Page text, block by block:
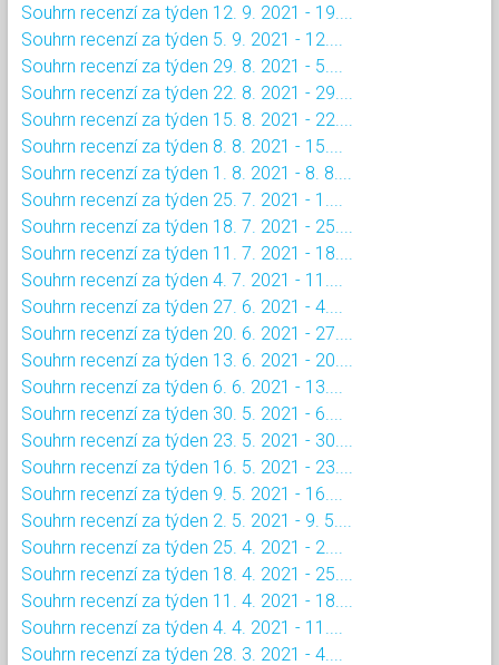
Souhrn recenzí za týden 12. 9. 2021 - 19....
Souhrn recenzí za týden 5. 9. 2021 - 12....
Souhrn recenzí za týden 29. 8. 2021 - 5....
Souhrn recenzí za týden 22. 8. 2021 - 29....
Souhrn recenzí za týden 15. 8. 2021 - 22....
Souhrn recenzí za týden 8. 8. 2021 - 15....
Souhrn recenzí za týden 1. 8. 2021 - 8. 8....
Souhrn recenzí za týden 25. 7. 2021 - 1....
Souhrn recenzí za týden 18. 7. 2021 - 25....
Souhrn recenzí za týden 11. 7. 2021 - 18....
Souhrn recenzí za týden 4. 7. 2021 - 11....
Souhrn recenzí za týden 27. 6. 2021 - 4....
Souhrn recenzí za týden 20. 6. 2021 - 27....
Souhrn recenzí za týden 13. 6. 2021 - 20....
Souhrn recenzí za týden 6. 6. 2021 - 13....
Souhrn recenzí za týden 30. 5. 2021 - 6....
Souhrn recenzí za týden 23. 5. 2021 - 30....
Souhrn recenzí za týden 16. 5. 2021 - 23....
Souhrn recenzí za týden 9. 5. 2021 - 16....
Souhrn recenzí za týden 2. 5. 2021 - 9. 5....
Souhrn recenzí za týden 25. 4. 2021 - 2....
Souhrn recenzí za týden 18. 4. 2021 - 25....
Souhrn recenzí za týden 11. 4. 2021 - 18....
Souhrn recenzí za týden 4. 4. 2021 - 11....
Souhrn recenzí za týden 28. 3. 2021 - 4....